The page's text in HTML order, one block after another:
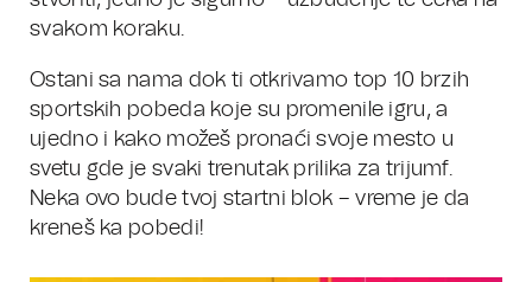
svakom koraku.
Ostani sa nama dok ti otkrivamo top 10 brzih
sportskih pobeda koje su promenile igru, a
ujedno i kako možeš pronaći svoje mesto u
svetu gde je svaki trenutak prilika za trijumf.
Neka ovo bude tvoj startni blok – vreme je da
kreneš ka pobedi!